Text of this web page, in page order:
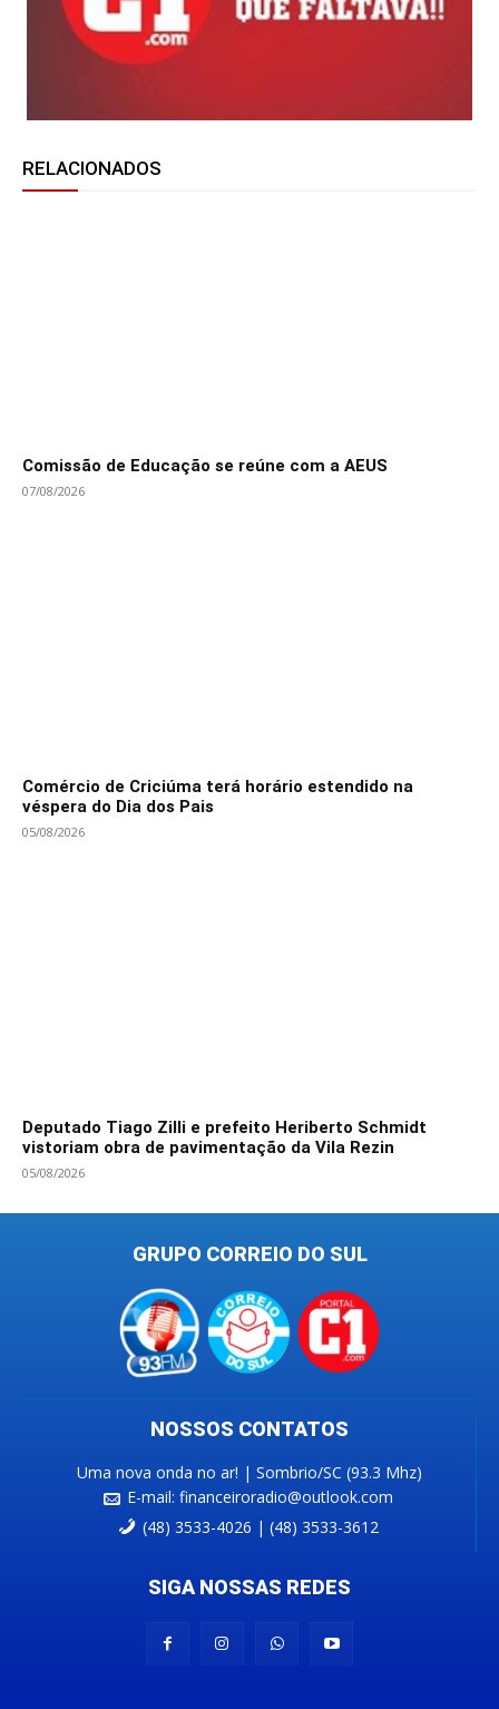
RELACIONADOS
Comissão de Educação se reúne com a AEUS
07/08/2026
Comércio de Criciúma terá horário estendido na
véspera do Dia dos Pais
05/08/2026
Deputado Tiago Zilli e prefeito Heriberto Schmidt
vistoriam obra de pavimentação da Vila Rezin
05/08/2026
GRUPO CORREIO DO SUL
NOSSOS CONTATOS
Uma nova onda no ar! | Sombrio/SC (93.3 Mhz)
E-mail: financeiroradio@outlook.com
(48) 3533-4026 | (48) 3533-3612
SIGA NOSSAS REDES